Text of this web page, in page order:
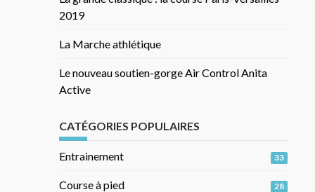
2019
La Marche athlétique
Le nouveau soutien-gorge Air Control Anita
Active
CATÉGORIES POPULAIRES
Entrainement 33
Course à pied 28